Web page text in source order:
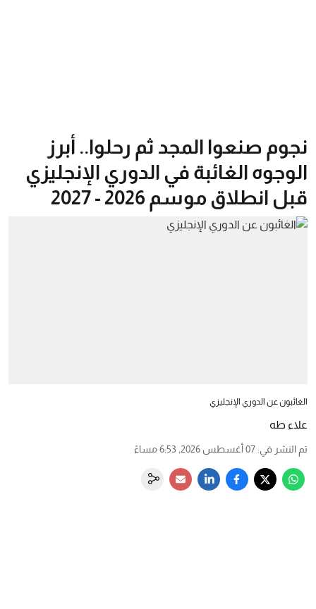
نجوم صنعوا المجد ثم رحلوا.. أبرز
الوجوه الغائبة في الدوري الإنجليزي
قبل انطلاق موسم 2026 - 2027
الغائبون عن الدوري الإنجليزي
علاء طه
تم النشر في: 07 أغسطس 2026, 6:53 مساءً